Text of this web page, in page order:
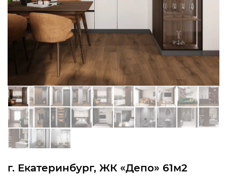
г. Екатеринбург, ЖК «Депо» 61м2